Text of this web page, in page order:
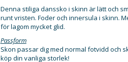
Denna stiliga danssko i skinn är lätt och
runt vristen. Foder och innersula i skinn.
för lagom mycket glid.
Passform
Skon passar dig med normal fotvidd och
köp din vanliga storlek!